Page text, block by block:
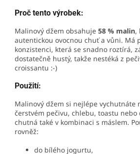
Proč tento výrobek:
Malinový džem obsahuje 58 % malin,
autentickou ovocnou chuť a vůni. Má
konzistenci, která se snadno roztírá,
dostatečně hustý, takže nestéká z
croissantu :-)
Použití:
Malinový džem si nejlépe vychutnáte
čerstvém pečivu, chlebu, toastu nebo
chutná také v kombinaci s máslem.
rovněž:
do bílého jogurtu,